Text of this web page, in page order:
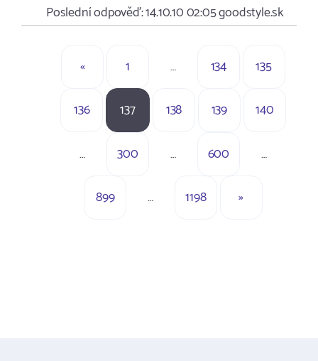
Poslední odpověď:14.10.10 02:05goodstyle.sk
« 1 … 134 135
136 137 138 139 140
… 300 … 600 …
899 … 1198 »